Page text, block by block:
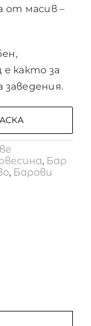
от масив –
както за
, Бар
, Барови